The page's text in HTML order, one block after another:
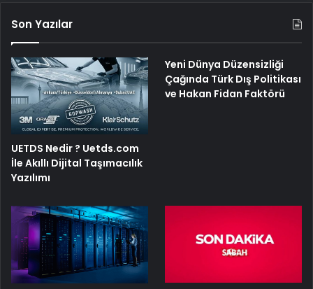
Son Yazılar
UETDS Nedir ? Uetds.com
İle Akıllı Dijital Taşımacılık
Yazılımı
Yeni Dünya Düzensizliği
Çağında Türk Dış Politikası
ve Hakan Fidan Faktörü